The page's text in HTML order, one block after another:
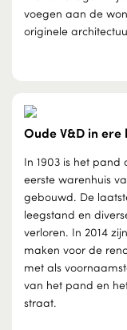
voegen aan de
originele
Oude V&D in ere
In 1903 is het pand
eerste warenhuis
gebouwd. De
leegstand en
verloren. In 2014
maken voor de
met als
van het pand en
straat.